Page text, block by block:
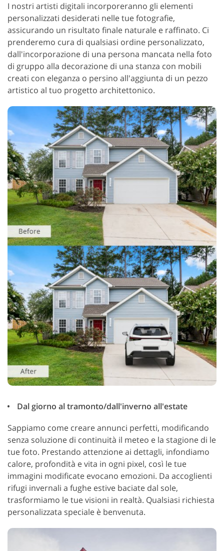
I nostri artisti digitali incorporeranno gli elementi
personalizzati desiderati nelle tue fotografie,
assicurando un risultato finale naturale e raffinato. Ci
prenderemo cura di qualsiasi ordine personalizzato,
dall'incorporazione di una persona mancata nella foto
di gruppo alla decorazione di una stanza con mobili
creati con eleganza o persino all'aggiunta di un pezzo
artistico al tuo progetto architettonico.
Dal giorno al tramonto/dall'inverno all'estate
Sappiamo come creare annunci perfetti, modificando
senza soluzione di continuità il meteo e la stagione di le
tue foto. Prestando attenzione ai dettagli, infondiamo
calore, profondità e vita in ogni pixel, così le tue
immagini modificate evocano emozioni. Da accoglienti
rifugi invernali a fughe estive baciate dal sole,
trasformiamo le tue visioni in realtà. Qualsiasi richiesta
personalizzata speciale è benvenuta.